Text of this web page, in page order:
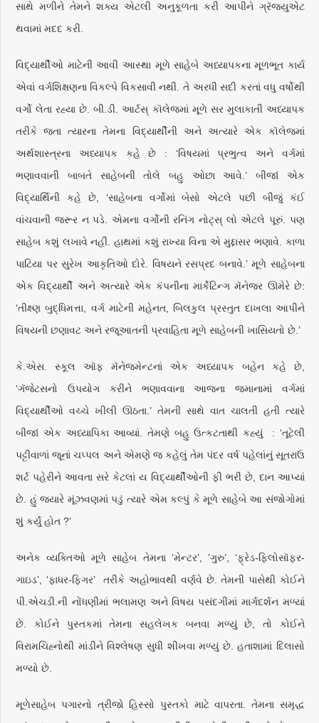
સાથે મળીને તેમને શક્ય એટલી અનુકૂળતા કરી આપીને ગ્રૅજ્યુએટ
થવામાં મદદ કરી.
વિદ્યાર્થીઓ માટેની આવી આસ્થા મૂળે સાહેબે અધ્યાપકના મૂળભૂત કાર્ય
એવાં વર્ગશિક્ષણના વિકલ્પે વિકસાવી નથી. તે અરધી સદી કરતાં વધુ વર્ષોથી
વર્ગો લેતા રહ્યા છે. બી.ડી. આર્ટસ્ કૉલેજમાં મૂળે સર મુલાકાતી અધ્યાપક
તરીકે જતા ત્યારના તેમના વિદ્યાર્થીની અને અત્યારે એક કૉલેજમાં
અર્થશાસ્ત્રના અધ્યાપક કહે છે : ‘વિષયમાં પ્રભુત્વ અને વર્ગમાં
ભણાવવાની બાબતે સાહેબની તોલે બહુ ઓછા આવે.’ બીજાં એક
વિદ્યાર્થિની કહે છે, ‘સાહેબના વર્ગોમાં બેસો એટલે પછી બીજું કંઈ
વાંચવાની જરૂર ન પડે. એમના વર્ગોની રનિંગ નોટ્સ્ લો એટલે પૂરું. પણ
સાહેબ કશું લખાવે નહીં. હાથમાં કશું રાખ્યા વિના એ મુદ્દાસર ભણાવે. કાળા
પાટિયા પર સુરેખ આકૃતિઓ દોરે. વિષયને રસપ્રદ બનાવે.’ મૂળે સાહેબના
એક વિદ્યાર્થી અને અત્યારે એક કંપનીના માર્કેટિન્ગ મૅનેજર ઊમેરે છે:
‘તીક્ષ્ણ બુદ્ધિમત્તા, વર્ગ માટેની મહેનત, બિલકુલ પ્રસ્તુત દાખલા આપીને
વિષયની છણાવટ અને રજૂઆતની પ્રવાહિતા મૂળે સાહેબની ખાસિયતો છે.’
કે.એસ. સ્કૂલ ઑફ મૅનેજમેન્ટનાં એક અધ્યાપક બહેન કહે છે,
‘ગૅજેટસનો ઉપયોગ કરીને ભણાવવાના આજના જમાનામાં વર્ગમાં
વિદ્યાર્થીઓ વચ્ચે ખીલી ઊઠતા.’ તેમની સાથે વાત ચાલતી હતી ત્યારે
બીજાં એક અધ્યાપિકા આવ્યાં. તેમણે બહુ ઉત્કટતાથી કહ્યું : ‘તૂટેલી
પટ્ટીવાળાં જૂનાં ચપ્પલ અને એમણે જ કહેલું તેમ પંદર વર્ષ પહેલાંનું સૂતરાઉ
શર્ટ પહેરીને આવતા સરે કેટલાં ય વિદ્યાર્થીઓની ફી ભરી છે, દાન આપ્યાં
છે. હું જ્યારે મૂંઝવણમાં પડું ત્યારે એમ કલ્પું કે મૂળે સાહેબે આ સંજોગોમાં
શું કર્યું હોત ?’
અનેક વ્યક્તિઓ મૂળે સાહેબ તેમના ‘મેન્ટર’, ’ગુરુ’, ‘ફ્રેડ-ફિલોસૉફર-
ગાઇડ’, ‘ફાધર-ફિગર’ તરીકે અહોભાવથી વર્ણવે છે. તેમની પાસેથી કોઈને
પી.એચડી.ની નોંધણીમાં ભલામણ અને વિષય પસંદગીમાં માર્ગદર્શન મળ્યાં
છે. કોઈને પુસ્તકમાં તેમના સહલેખક બનવા મળ્યું છે, તો કોઈને
વિરામચિહ્નોથી માંડીને વિશ્લેષણ સુધી શીખવા મળ્યું છે. હતાશામાં દિલાસો
મળ્યો છે.
મૂળેસાહેબ પગારનો ત્રીજો હિસ્સો પુસ્તકો માટે વાપરતા. તેમના સમૃદ્ધ